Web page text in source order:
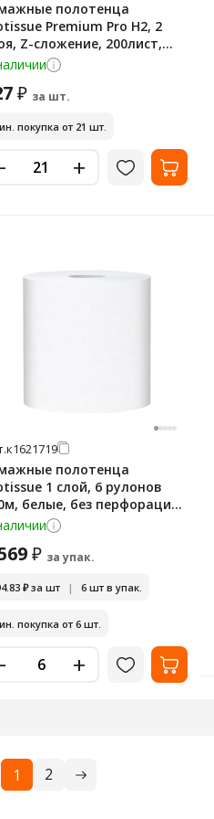
полотенца
Premium Pro H2, 2
Z-сложение, 200лист,
С445
₽ за шт.
покупка от 21 шт.
- +
к1621719
полотенца
1 слой, 6 рулонов
белые, без перфорации,
₽ за упак.
₽за шт | 6 шт в упак.
покупка от 6 шт.
- +
1 2